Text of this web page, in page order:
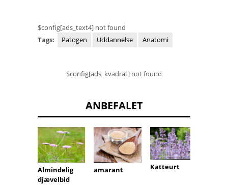
$config[ads_text4] not found
Tags:
Patogen Uddannelse Anatomi
$config[ads_kvadrat] not found
ANBEFALET
Almindelig
djævelbid
amarant Katteurt